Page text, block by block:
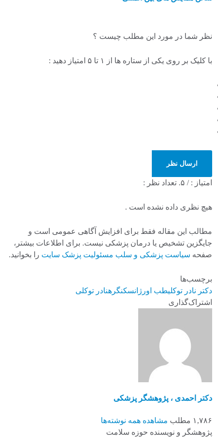
نظر شما در مورد این مطلب چیست ؟
با کلیک بر روی یکی از ستاره ها از ۱ تا ۵ امتیاز دهید :
ارسال نظر
امتیاز :/ ۵. تعداد نظر :
هیچ نظری داده نشده است .
مطالب این مقاله فقط برای افزایش آگاهی عمومی است و
جایگزین تشخیص یا درمان پزشکی نیست. برای اطلاعات بیشتر،
صفحه سیاست پزشکی و سلب مسئولیت پزشک سایت را بخوانید.
برچسب‌ها
دکتر نادر توکلیطب اورژانسکنگرهنادر توکلی
اشتراک‌گذاری
دکتر احمدی ، پژوهشگر پزشکی
۱,۷۸۶ مطلب
مشاهده همه نوشته‌ها
پژوهشگر و نویسنده حوزه سلامت